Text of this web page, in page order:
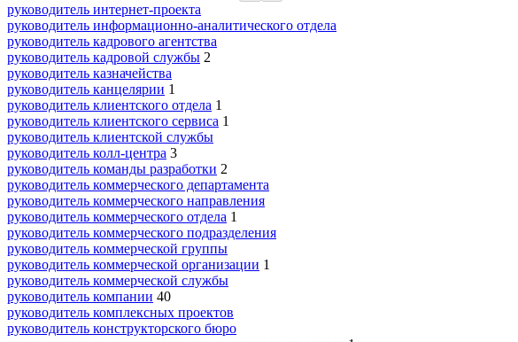
руководитель интернет-проекта
руководитель информационно-аналитического отдела
руководитель кадрового агентства
руководитель кадровой службы 2
руководитель казначейства
руководитель канцелярии 1
руководитель клиентского отдела 1
руководитель клиентского сервиса 1
руководитель клиентской службы
руководитель колл-центра 3
руководитель команды разработки 2
руководитель коммерческого департамента
руководитель коммерческого направления
руководитель коммерческого отдела 1
руководитель коммерческого подразделения
руководитель коммерческой группы
руководитель коммерческой организации 1
руководитель коммерческой службы
руководитель компании 40
руководитель комплексных проектов
руководитель конструкторского бюро